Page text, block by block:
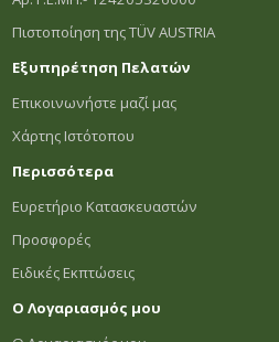
Πιστοποίηση της TÜV AUSTRIA
Εξυπηρέτηση Πελατών
Επικοινωνήστε μαζί μας
Χάρτης Ιστότοπου
Περισσότερα
Ευρετήριο Κατασκευαστών
Προσφορές
Ειδικές Εκπτώσεις
Ο Λογαριασμός μου